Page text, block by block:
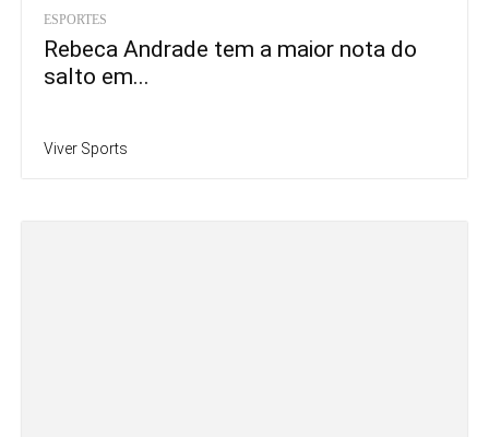
ESPORTES
Rebeca Andrade tem a maior nota do
salto em...
Viver Sports